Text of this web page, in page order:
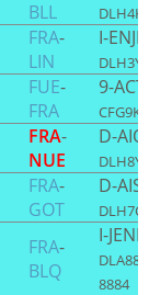
BLL
FRA-
LIN
I-ENJB
FUE-
FRA
9-
FRA-
NUE
D-
FRA-
GOT
D-AISI
FRA-
BLQ
I-JENK
8884